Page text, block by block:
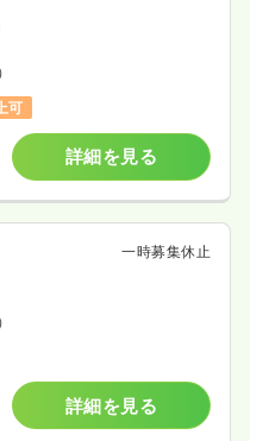
可
詳細を見る
一時募集休止
詳細を見る